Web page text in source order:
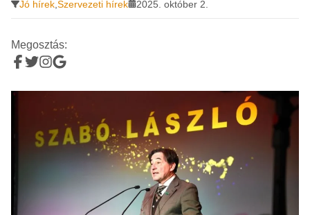
Jó hírek Szervezeti hírek 2025. október 2.
Megosztás: